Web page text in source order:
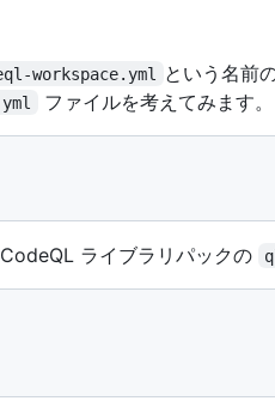
workspace.yml
という名前
ファイルを考えてみます。
ライブラリパックの